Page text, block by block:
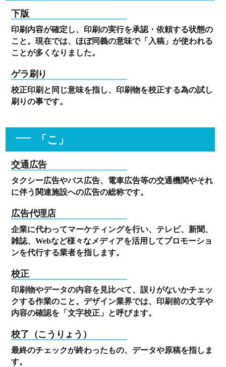
下版
印刷内容が確定し、印刷の実行を承認・依頼する状態の
こと。現在では、ほぼ同義の意味で「入稿」が使われる
ことが多くなりました。
ゲラ刷り
校正印刷と同じ意味を指し、印刷物を校正する為の試し
刷りの事です。
「こ」
交通広告
タクシー広告やバス広告、電車広告等の交通機関やそれ
に伴う関連施設への広告の総称です。
広告代理店
企業に代わってマーケティングを行い、テレビ、新聞、
雑誌、Webなど様々なメディアを活用してプロモーショ
ンを代行する業者を指します。
校正
印刷物やデータの内容を見比べて、誤りがないかチェッ
クする作業のこと。デザイン業界では、印刷前の文字や
内容の確認を「文字校正」と呼びます。
校了（こうりょう）
最終のチェックが終わったもの、データや原稿を指しま
す。